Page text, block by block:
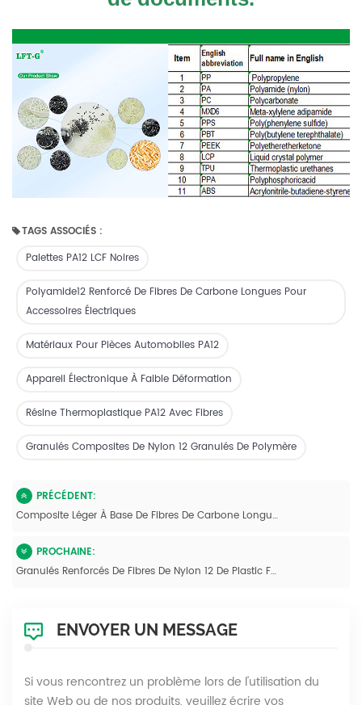
TAGS ASSOCIÉS :
Palettes PA12 LCF Noires
Polyamide12 Renforcé De Fibres De Carbone Longues Pour
Accessoires Électriques
Matériaux Pour Pièces Automobiles PA12
Appareil Électronique À Faible Déformation
Résine Thermoplastique PA12 Avec Fibres
Granulés Composites De Nylon 12 Granulés De Polymère
PRÉCÉDENT:
Composite Léger À Base De Fibres De Carbone Longues Et De Polyamide 12
PROCHAINE:
Granulés Renforcés De Fibres De Nylon 12 De Plastic Factory
ENVOYER UN MESSAGE
Si vous rencontrez un problème lors de l'utilisation du
site Web ou de nos produits, veuillez écrire vos